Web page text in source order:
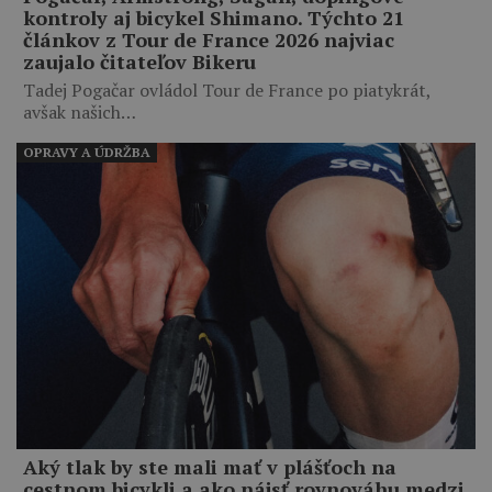
kontroly aj bicykel Shimano. Týchto 21
článkov z Tour de France 2026 najviac
zaujalo čitateľov Bikeru
Tadej Pogačar ovládol Tour de France po piatykrát,
avšak našich…
Aký tlak by ste mali mať v plášťoch na
OPRAVY A ÚDRŽBA